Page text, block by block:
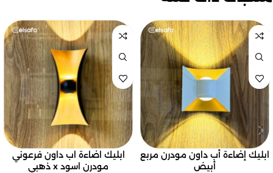
ابليك إضاءة أب داون مودرن مربع
أبيض
ابليك اضاءة اب داون فرعوني
مودرن اسود x ذهبي